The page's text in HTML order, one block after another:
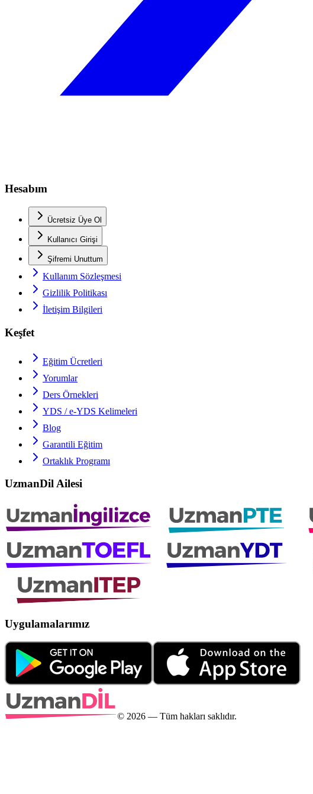
Hesabım
Ücretsiz Üye Ol
Kullanıcı Girişi
Şifremi Unuttum
Kullanım Sözleşmesi
Gizlilik Politikası
İletişim Bilgileri
Keşfet
Eğitim Ücretleri
Yorumlar
Ders Örnekleri
YDS / e-YDS Kelimeleri
Blog
Garantili Eğitim
Ortaklık Programı
UzmanDil Ailesi
Uygulamalarımız
© 2026 — Tüm hakları saklıdır.